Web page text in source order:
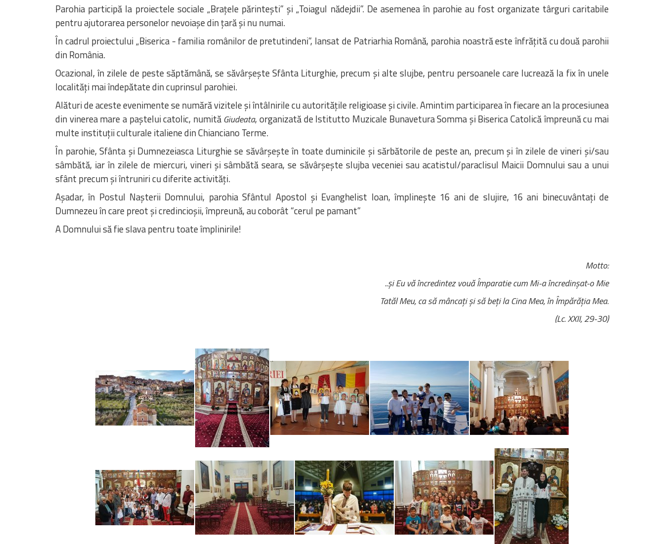
Parohia participă la proiectele sociale „Brațele părintești” și „Toiagul nădejdii”. De asemenea în parohie au fost organizate târguri caritabile
pentru ajutorarea personelor nevoiașe din țară și nu numai.
În cadrul proiectului „Biserica - familia românilor de pretutindeni”, lansat de Patriarhia Română, parohia noastră este înfrățită cu două parohii
din România.
Ocazional, în zilele de peste săptămână, se săvârșește Sfânta Liturghie, precum și alte slujbe, pentru persoanele care lucrează la fix în unele
localități mai îndepătate din cuprinsul parohiei.
Alături de aceste evenimente se numără vizitele și întâlnirile cu autoritățile religioase și civile. Amintim participarea în fiecare an la procesiunea
din vinerea mare a paștelui catolic, numită Giudeata, organizată de Istitutto Muzicale Bunavetura Somma și Biserica Catolică împreună cu mai
multe instituții culturale italiene din Chianciano Terme.
În parohie, Sfânta și Dumnezeiasca Liturghie se săvârșește în toate duminicile și sărbătorile de peste an, precum și în zilele de vineri și/sau
sâmbătă, iar în zilele de miercuri, vineri și sâmbătă seara, se săvârșește slujba veceniei sau acatistul/paraclisul Maicii Domnului sau a unui
sfânt precum și întruniri cu diferite activități.
Așadar, în Postul Nașterii Domnului, parohia Sfântul Apostol și Evanghelist Ioan, împlinește 16 ani de slujire, 16 ani binecuvântați de
Dumnezeu în care preot și credincioșii, împreună, au coborât “cerul pe pamant”
A Domnului să fie slava pentru toate împlinirile!
Motto:
..și Eu vă încredintez vouă Împaratie cum Mi-a încredinșat-o Mie
Tatăl Meu, ca să mâncați și să beți la Cina Mea, în Împărăția Mea.
(Lc. XXII, 29-30)